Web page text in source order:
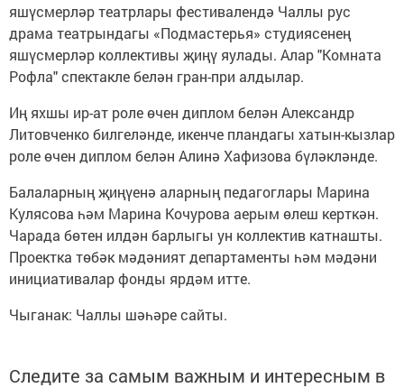
яшүсмерләр театрлары фестивалендә Чаллы рус
драма театрындагы «Подмастерья» студиясенең
яшүсмерләр коллективы җиңү яулады. Алар "Комната
Рофла" спектакле белән гран-при алдылар.
Иң яхшы ир-ат роле өчен диплом белән Александр
Литовченко билгеләнде, икенче пландагы хатын-кызлар
роле өчен диплом белән Алинә Хафизова бүләкләнде.
Балаларның җиңүенә аларның педагоглары Марина
Кулясова һәм Марина Кочурова аерым өлеш керткән.
Чарада бөтен илдән барлыгы ун коллектив катнашты.
Проектка төбәк мәдәният департаменты һәм мәдәни
инициативалар фонды ярдәм итте.
Чыганак: Чаллы шәһәре сайты.
Следите за самым важным и интересным в